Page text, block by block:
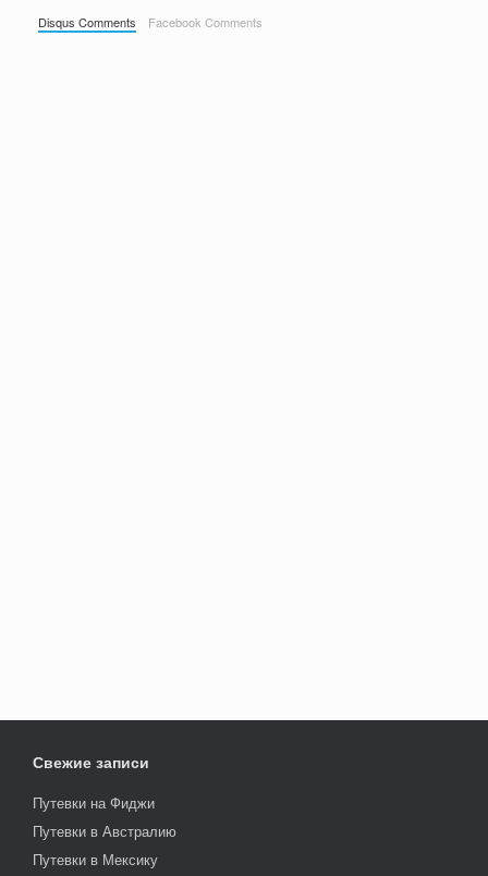
Disqus Comments Facebook Comments
Свежие записи
Путевки на Фиджи
Путевки в Австралию
Путевки в Мексику